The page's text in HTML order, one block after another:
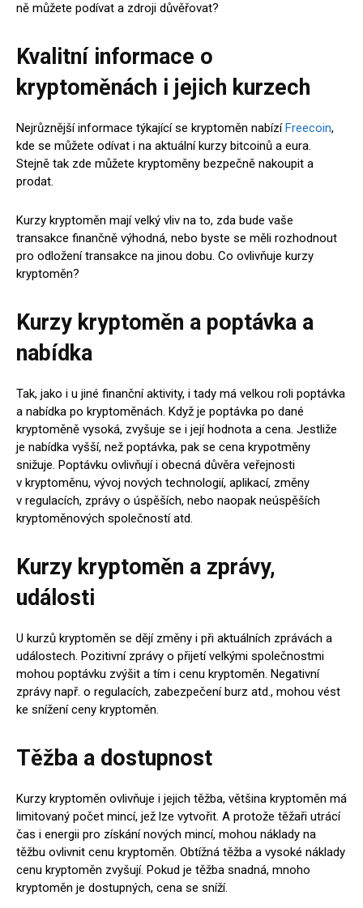
ně můžete podívat a zdroji důvěřovat?
Kvalitní informace o
kryptoměnách i jejich kurzech
Nejrůznější informace týkající se kryptoměn nabízíFreecoin,
kde se můžete odívat i na aktuální kurzy bitcoinů a eura.
Stejně tak zde můžete kryptoměny bezpečně nakoupit a
prodat.
Kurzy kryptoměn mají velký vliv na to, zda bude vaše
transakce finančně výhodná, nebo byste se měli rozhodnout
pro odložení transakce na jinou dobu. Co ovlivňuje kurzy
kryptoměn?
Kurzy kryptoměn a poptávka a
nabídka
Tak, jako i u jiné finanční aktivity, i tady má velkou roli poptávka
a nabídka po kryptoměnách. Když je poptávka po dané
kryptoměně vysoká, zvyšuje se i její hodnota a cena. Jestliže
je nabídka vyšší, než poptávka, pak se cena krypotměny
snižuje. Poptávku ovlivňují i obecná důvěra veřejnosti
v kryptoměnu, vývoj nových technologií, aplikací, změny
v regulacích, zprávy o úspěších, nebo naopak neúspěších
kryptoměnových společností atd.
Kurzy kryptoměn a zprávy,
události
U kurzů kryptoměn se dějí změny i při aktuálních zprávách a
událostech. Pozitivní zprávy o přijetí velkými společnostmi
mohou poptávku zvýšit a tím i cenu kryptoměn. Negativní
zprávy např. o regulacích, zabezpečení burz atd., mohou vést
ke snížení ceny kryptoměn.
Těžba a dostupnost
Kurzy kryptoměn ovlivňuje i jejich těžba, většina kryptoměn má
limitovaný počet mincí, jež lze vytvořit. A protože těžaři utrácí
čas i energii pro získání nových mincí, mohou náklady na
těžbu ovlivnit cenu kryptoměn. Obtížná těžba a vysoké náklady
cenu kryptoměn zvyšují. Pokud je těžba snadná, mnoho
kryptoměn je dostupných, cena se sníží.